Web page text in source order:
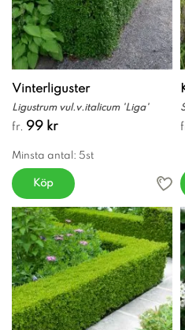
Vinterliguster
Ligustrum vul.v.italicum 'Liga'
fr. 99 kr
Minsta antal: 5st
Köp